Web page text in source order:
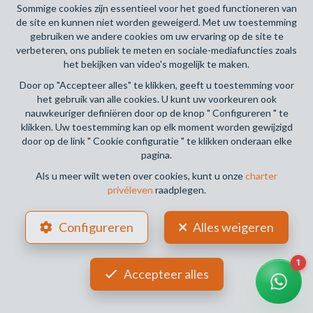
Sommige cookies zijn essentieel voor het goed functioneren van
de site en kunnen niet worden geweigerd. Met uw toestemming
gebruiken we andere cookies om uw ervaring op de site te
verbeteren, ons publiek te meten en sociale-mediafuncties zoals
het bekijken van video's mogelijk te maken.
Door op "Accepteer alles" te klikken, geeft u toestemming voor
het gebruik van alle cookies. U kunt uw voorkeuren ook
nauwkeuriger definiëren door op de knop " Configureren " te
klikken. Uw toestemming kan op elk moment worden gewijzigd
door op de link " Cookie configuratie " te klikken onderaan elke
pagina.
Als u meer wilt weten over cookies, kunt u onzecharter
privéleven raadplegen.
Configureren Alles weigeren
Accepteer alles
Deontologische code
BA en borgstelling via NV AXA Belgium, Troonplein 1, 1000
Brussel (polisnr. 730.390.160) Dekking geldt voor
activiteiten die in België worden uitgevoerd
Algemene gebruiksvoorwaarden van de website
Charter privéleven
Cookie configuratie
DESIGNED AND DEVELOPED BY
WEBULOUS.IMMO